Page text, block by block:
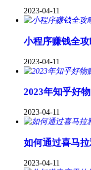
2023-04-11
小程序赚钱全
2023-04-11
2023年知乎好
2023-04-11
如何通过喜马
2023-04-11